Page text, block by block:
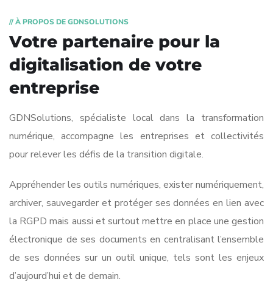
// À PROPOS DE GDNSOLUTIONS
Votre partenaire pour la
digitalisation de votre
entreprise
GDNSolutions, spécialiste local dans la transformation
numérique, accompagne les entreprises et collectivités
pour relever les défis de la transition digitale.
Appréhender les outils numériques, exister numériquement,
archiver, sauvegarder et protéger ses données en lien avec
la RGPD mais aussi et surtout mettre en place une gestion
électronique de ses documents en centralisant l’ensemble
de ses données sur un outil unique, tels sont les enjeux
d’aujourd’hui et de demain.